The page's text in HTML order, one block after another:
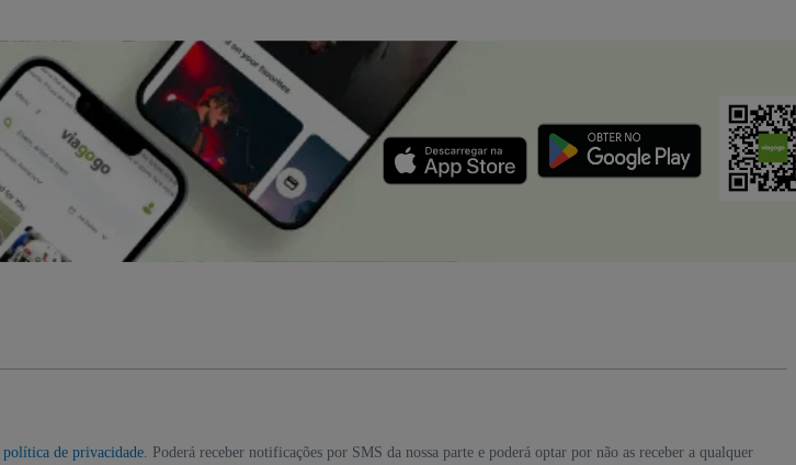
política de privacidade. Poderá receber notificações por SMS da nossa parte e poderá optar por não as receber a qualquer